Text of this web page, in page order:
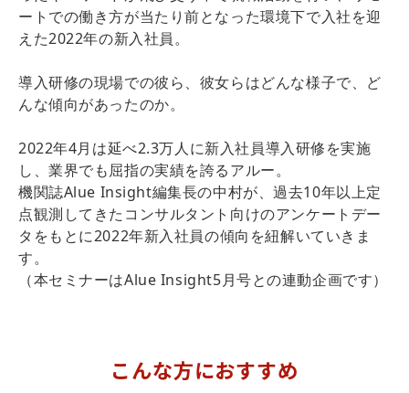
ートでの働き方が当たり前となった環境下で入社を迎
えた2022年の新入社員。
導入研修の現場での彼ら、彼女らはどんな様子で、ど
んな傾向があったのか。
2022年4月は延べ2.3万人に新入社員導入研修を実施
し、業界でも屈指の実績を誇るアルー。
機関誌Alue Insight編集長の中村が、過去10年以上定
点観測してきたコンサルタント向けのアンケートデー
タをもとに2022年新入社員の傾向を紐解いていきま
す。
（本セミナーはAlue Insight5月号との連動企画です）
こんな方におすすめ